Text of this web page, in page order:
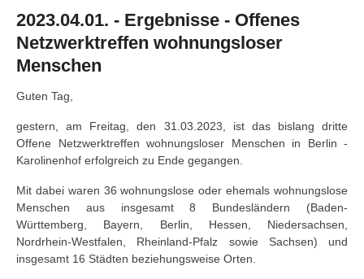
2023.04.01. - Ergebnisse - Offenes
Netzwerktreffen wohnungsloser
Menschen
Guten Tag,
gestern, am Freitag, den 31.03.2023, ist das bislang dritte
Offene Netzwerktreffen wohnungsloser Menschen in Berlin -
Karolinenhof erfolgreich zu Ende gegangen.
Mit dabei waren 36 wohnungslose oder ehemals wohnungslose
Menschen aus insgesamt 8 Bundesländern (Baden-
Württemberg, Bayern, Berlin, Hessen, Niedersachsen,
Nordrhein-Westfalen, Rheinland-Pfalz sowie Sachsen) und
insgesamt 16 Städten beziehungsweise Orten.